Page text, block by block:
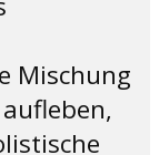
Mischung